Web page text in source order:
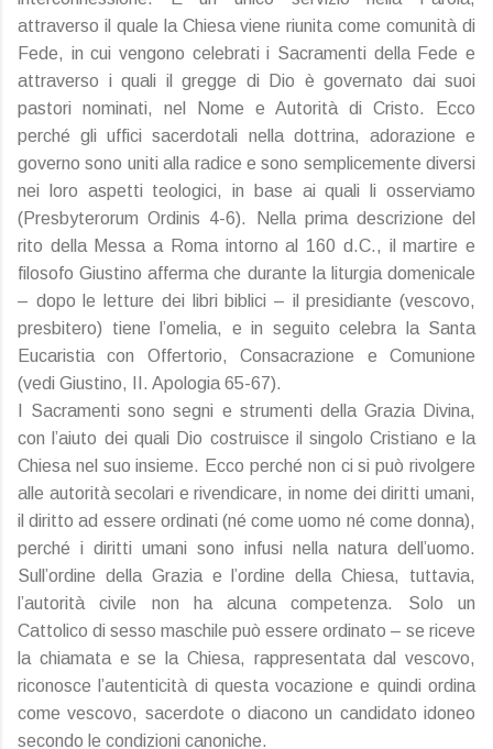
attraverso il quale la Chiesa viene riunita come comunità di
Fede, in cui vengono celebrati i Sacramenti della Fede e
attraverso i quali il gregge di Dio è governato dai suoi
pastori nominati, nel Nome e Autorità di Cristo. Ecco
perché gli uffici sacerdotali nella dottrina, adorazione e
governo sono uniti alla radice e sono semplicemente diversi
nei loro aspetti teologici, in base ai quali li osserviamo
(Presbyterorum Ordinis 4-6). Nella prima descrizione del
rito della Messa a Roma intorno al 160 d.C., il martire e
filosofo Giustino afferma che durante la liturgia domenicale
– dopo le letture dei libri biblici – il presidiante (vescovo,
presbitero) tiene l’omelia, e in seguito celebra la Santa
Eucaristia con Offertorio, Consacrazione e Comunione
(vedi Giustino, II. Apologia 65-67).
I Sacramenti sono segni e strumenti della Grazia Divina,
con l’aiuto dei quali Dio costruisce il singolo Cristiano e la
Chiesa nel suo insieme. Ecco perché non ci si può rivolgere
alle autorità secolari e rivendicare, in nome dei diritti umani,
il diritto ad essere ordinati (né come uomo né come donna),
perché i diritti umani sono infusi nella natura dell’uomo.
Sull’ordine della Grazia e l’ordine della Chiesa, tuttavia,
l’autorità civile non ha alcuna competenza. Solo un
Cattolico di sesso maschile può essere ordinato – se riceve
la chiamata e se la Chiesa, rappresentata dal vescovo,
riconosce l’autenticità di questa vocazione e quindi ordina
come vescovo, sacerdote o diacono un candidato idoneo
secondo le condizioni canoniche.